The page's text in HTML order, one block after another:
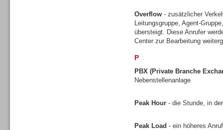
Overflow - zusätzlicher
Leitungsgruppe, Agent-
übersteigt. Diese Anrufer
Center zur Bearbeitung
P
PBX (Private Branche
Nebenstellenanlage
Peak Hour - die Stunde, in
Peak Load - ein höheres